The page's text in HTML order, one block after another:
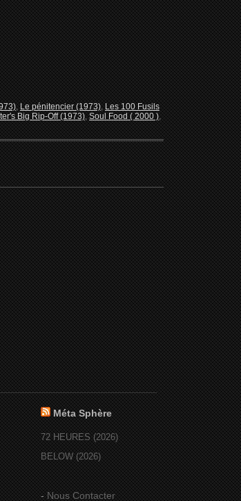
,Le pénitencier (1973),Les 100 Fusils
Big Rip-Off (1973),Soul Food ( 2000 ),
Méta Sphère
72 HEURES (2026)
BELOW (2026)
-Nous Contacter